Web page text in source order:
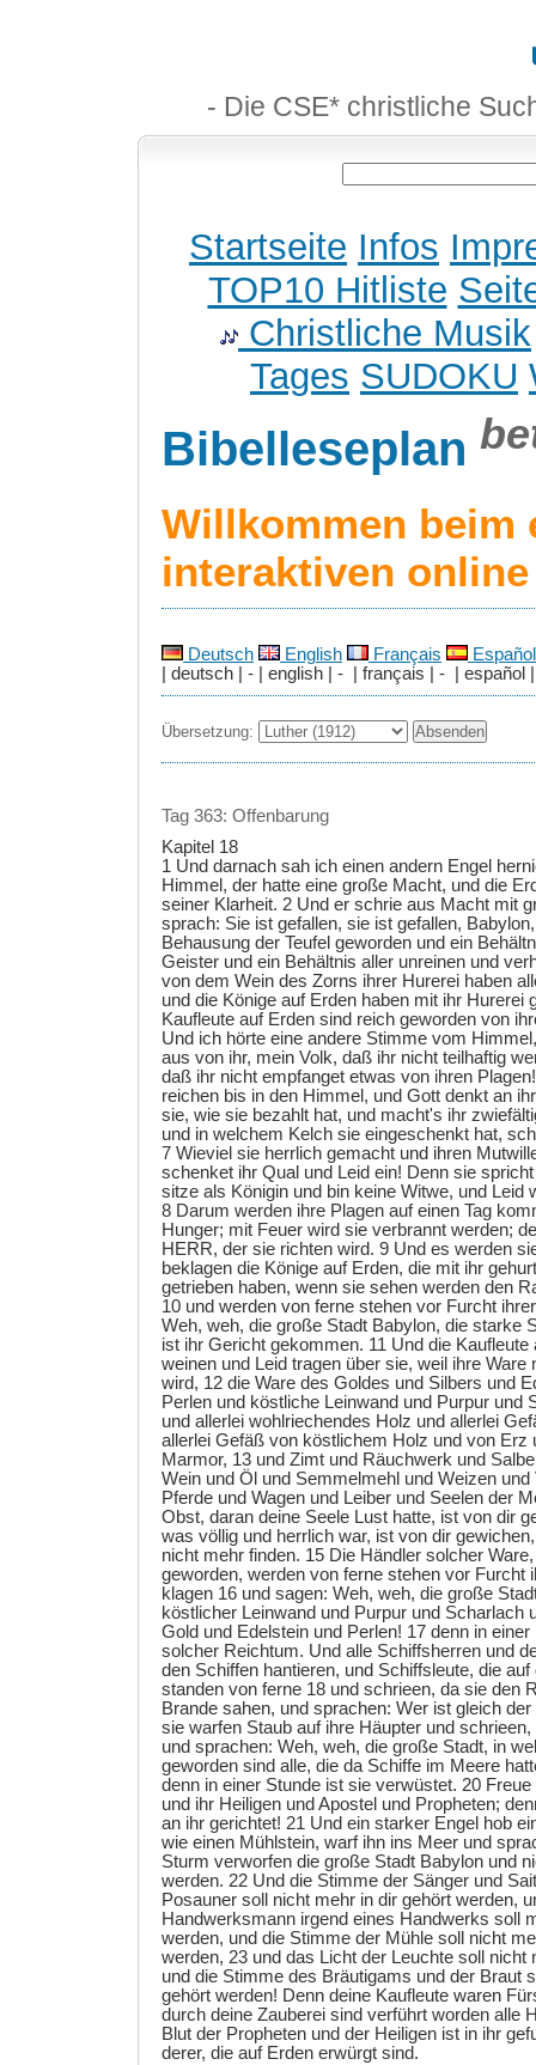
- Die CSE* christliche
Startseite Infos
TOP10 Hitliste
Christliche Musik
Tages SUDOKU
Bibelleseplan
Willkommen beim
interaktiven
Deutsch English Français
Español
| deutsch | - | english | - | français | - | español |
Übersetzung:
Tag 363: Offenbarung
Kapitel 18
1 Und darnach sah ich einen andern Engel
Himmel, der hatte eine große Macht, und die
seiner Klarheit. 2 Und er schrie aus Macht mit
sprach: Sie ist gefallen, sie ist gefallen,
Behausung der Teufel geworden und ein
Geister und ein Behältnis aller unreinen und
von dem Wein des Zorns ihrer Hurerei haben
und die Könige auf Erden haben mit ihr Hurerei
Kaufleute auf Erden sind reich geworden von
Und ich hörte eine andere Stimme vom
aus von ihr, mein Volk, daß ihr nicht teilhaftig
daß ihr nicht empfanget etwas von ihren
reichen bis in den Himmel, und Gott denkt an
sie, wie sie bezahlt hat, und macht's ihr
und in welchem Kelch sie eingeschenkt hat,
7 Wieviel sie herrlich gemacht und ihren
schenket ihr Qual und Leid ein! Denn sie
sitze als Königin und bin keine Witwe, und Leid
8 Darum werden ihre Plagen auf einen Tag
Hunger; mit Feuer wird sie verbrannt werden;
HERR, der sie richten wird. 9 Und es werden
beklagen die Könige auf Erden, die mit ihr
getrieben haben, wenn sie sehen werden den
10 und werden von ferne stehen vor Furcht
Weh, weh, die große Stadt Babylon, die starke
ist ihr Gericht gekommen. 11 Und die Kaufleute
weinen und Leid tragen über sie, weil ihre Ware
wird, 12 die Ware des Goldes und Silbers und
Perlen und köstliche Leinwand und Purpur und
und allerlei wohlriechendes Holz und allerlei
allerlei Gefäß von köstlichem Holz und von Erz
Marmor, 13 und Zimt und Räuchwerk und
Wein und Öl und Semmelmehl und Weizen
Pferde und Wagen und Leiber und Seelen der
Obst, daran deine Seele Lust hatte, ist von dir
was völlig und herrlich war, ist von dir
nicht mehr finden. 15 Die Händler solcher
geworden, werden von ferne stehen vor Furcht
klagen 16 und sagen: Weh, weh, die große
köstlicher Leinwand und Purpur und Scharlach
Gold und Edelstein und Perlen! 17 denn in
solcher Reichtum. Und alle Schiffsherren und
den Schiffen hantieren, und Schiffsleute, die
standen von ferne 18 und schrieen, da sie den
Brande sahen, und sprachen: Wer ist gleich
sie warfen Staub auf ihre Häupter und
und sprachen: Weh, weh, die große Stadt, in
geworden sind alle, die da Schiffe im Meere
denn in einer Stunde ist sie verwüstet. 20
und ihr Heiligen und Apostel und Propheten;
an ihr gerichtet! 21 Und ein starker Engel hob
wie einen Mühlstein, warf ihn ins Meer und
Sturm verworfen die große Stadt Babylon und
werden. 22 Und die Stimme der Sänger und
Posauner soll nicht mehr in dir gehört werden,
Handwerksmann irgend eines Handwerks soll
werden, und die Stimme der Mühle soll nicht
werden, 23 und das Licht der Leuchte soll nicht
und die Stimme des Bräutigams und der Braut
gehört werden! Denn deine Kaufleute waren
durch deine Zauberei sind verführt worden alle
Blut der Propheten und der Heiligen ist in ihr
derer, die auf Erden erwürgt sind.